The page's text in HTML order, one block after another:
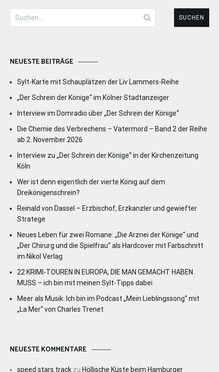
Suchen
nach:
NEUESTE BEITRÄGE
Sylt-Karte mit Schauplätzen der Liv Lammers-Reihe
„Der Schrein der Könige“ im Kölner Stadtanzeiger
Interview im Domradio über „Der Schrein der Könige“
Die Chemie des Verbrechens – Vatermord – Band 2 der Reihe
ab 2. November 2026
Interview zu „Der Schrein der Könige“ in der Kirchenzeitung
Köln
Wer ist denn eigentlich der vierte König auf dem
Dreikönigenschrein?
Reinald von Dassel – Erzbischof, Erzkanzler und gewiefter
Stratege
Neues Leben für zwei Romane: „Die Arznei der Könige“ und
„Der Chirurg und die Spielfrau“ als Hardcover mit Farbschnitt
im Nikol Verlag
22 KRIMI-TOUREN IN EUROPA, DIE MAN GEMACHT HABEN
MUSS – ich bin mit meinen Sylt-Tipps dabei
Meer als Musik: Ich bin im Podcast „Mein Lieblingssong“ mit
„La Mer“ von Charles Trenet
NEUESTE KOMMENTARE
speed stars track zu Höllische Küste beim Hamburger